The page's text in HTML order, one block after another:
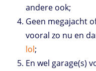
andere ook;
Geen megajacht
vooral zo nu en
lol;
En wel garage(s)